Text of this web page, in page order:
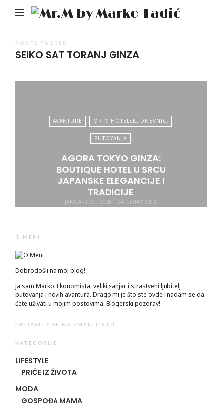
Mr.M
POSTS TAGGED
SEIKO SAT TORANJ GINZA
AVANTURE MR.M HOTELSKI DNEVNICI
PUTOVANJA
AGORA TOKYO GINZA:
BOUTIQUE HOTEL U SRCU
JAPANSKE ELEGANCIJE I
TRADICIJE
JANUARY 30, 2026 26 COMMENTS
O MENI
Dobrodošli na moj blog!
Ja sam Marko. Ekonomista, veliki sanjar i strastveni ljubitelj
putovanja i novih avantura. Drago mi je što ste ovde i nadam se da
ćete uživati u mojim postovima. Blogerski pozdrav!
PRIJAVITE SE NA EMAIL LISTU
KATEGORIJE
LIFESTYLE
PRIČE IZ ŽIVOTA
MODA
GOSPOĐA MAMA